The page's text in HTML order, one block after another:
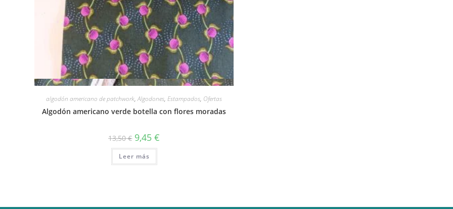
Vista rápida
algodón americano de patchwork,Algodones,Estampados, Ofertas
Algodón americano verde botella con flores moradas
13,50€ El
precio
original
era:
13,50 €.
9,45€
Leer más